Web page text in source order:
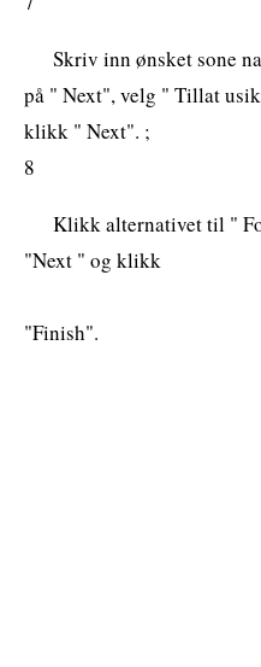
Skriv inn ønsket sone
på " Next", velg " Tillat
klikk " Next". ;
8
Klikk alternativet til "
"Next " og klikk
"Finish".